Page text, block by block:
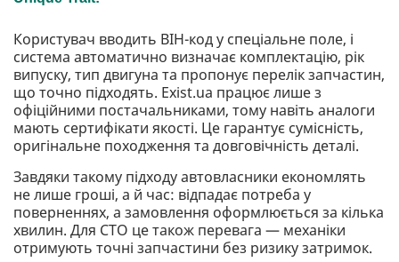
Користувач вводить ВІН-код у спеціальне поле, і
система автоматично визначає комплектацію, рік
випуску, тип двигуна та пропонує перелік запчастин,
що точно підходять. Exist.ua працює лише з
офіційними постачальниками, тому навіть аналоги
мають сертифікати якості. Це гарантує сумісність,
оригінальне походження та довговічність деталі.
Завдяки такому підходу автовласники економлять
не лише гроші, а й час: відпадає потреба у
поверненнях, а замовлення оформлюється за кілька
хвилин. Для СТО це також перевага — механіки
отримують точні запчастини без ризику затримок.